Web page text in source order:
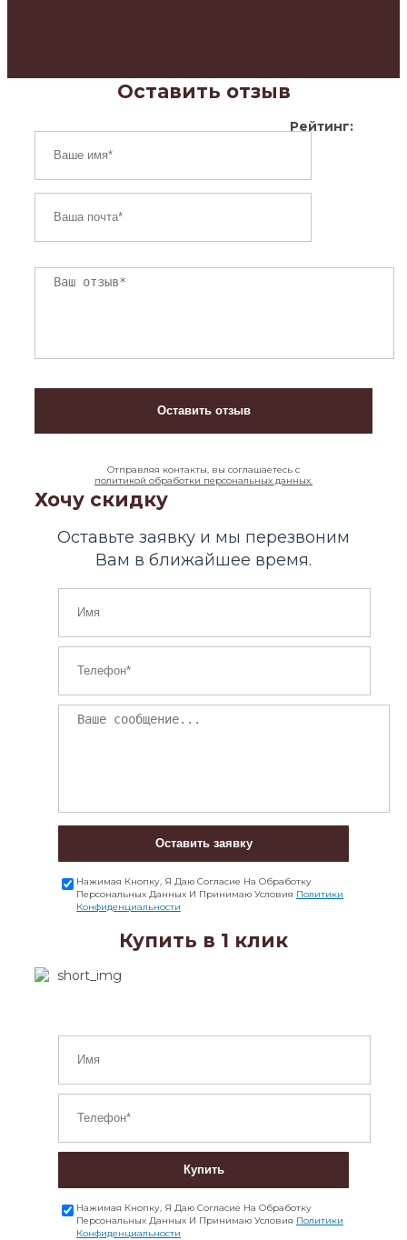
Оставить отзыв
Рейтинг:
Отправляя контакты, вы соглашаетесь с
политикой обработки персональных данных.
Хочу скидку
Оставьте заявку и мы перезвоним
Вам в ближайшее время.
Оставить заявку
Нажимая Кнопку, Я Даю Согласие На Обработку
Персональных Данных И Принимаю Условия Политики
Конфиденциальности
Купить в 1 клик
Купить
Нажимая Кнопку, Я Даю Согласие На Обработку
Персональных Данных И Принимаю Условия Политики
Конфиденциальности